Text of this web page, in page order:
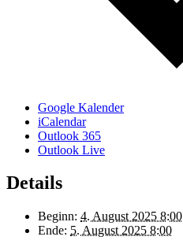
Google Kalender
iCalendar
Outlook 365
Outlook Live
Details
Beginn: 4. August 2025 8:00
Ende: 5. August 2025 8:00